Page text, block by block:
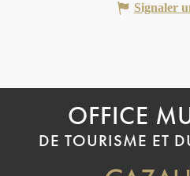
Signaler
OFFICE
DE TOURISME ET